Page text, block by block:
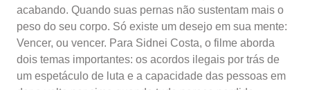
acabando. Quando suas pernas não sustentam mais o
peso do seu corpo. Só existe um desejo em sua mente:
Vencer, ou vencer. Para Sidnei Costa, o filme aborda
dois temas importantes: os acordos ilegais por trás de
um espetáculo de luta e a capacidade das pessoas em